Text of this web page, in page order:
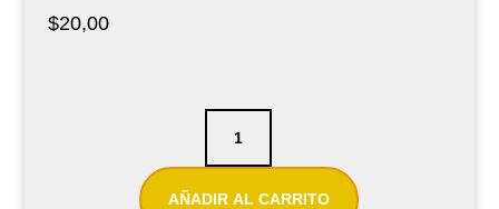
$20,00
AÑADIR AL CARRITO